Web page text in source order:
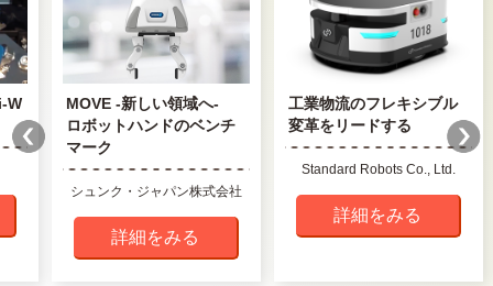
W
MOVE -新しい領域へ-
ロボットハンドのベンチ
マーク
シュンク・ジャパン株式会社
詳細をみる
工業物流のフレキシブル
変革をリードする
Standard Robots Co., Ltd.
詳細をみる